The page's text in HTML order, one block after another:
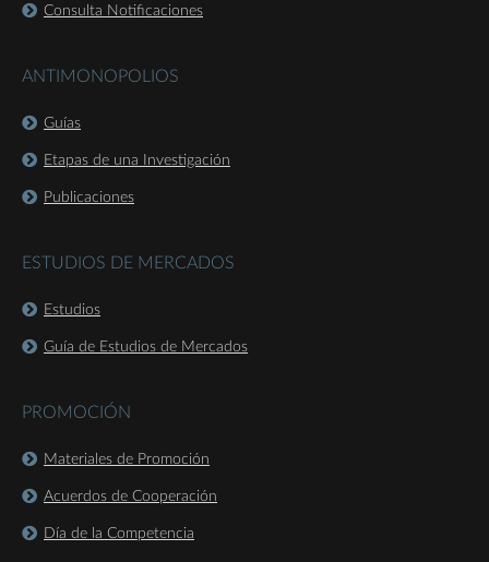
Consulta Notificaciones
ANTIMONOPOLIOS
Guías
Etapas de una Investigación
Publicaciones
ESTUDIOS DE MERCADOS
Estudios
Guía de Estudios de Mercados
PROMOCIÓN
Materiales de Promoción
Acuerdos de Cooperación
Día de la Competencia